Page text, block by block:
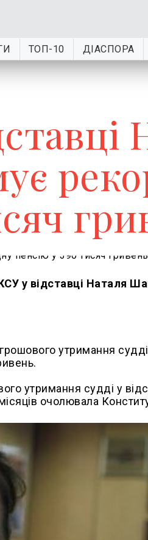
ТОП-10 ДІАСПОРА
у відставці Наталя
утримання судді
утримання судді у
очолювала